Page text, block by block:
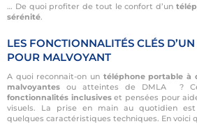
… De quoi profiter de tout le confort d’un
sérénité.
LES FONCTIONNALITÉS CLÉS
POUR MALVOYANT
A quoi reconnait-on un téléphone portable à
malvoyantes ou atteintes de DMLA
?
fonctionnalités inclusiveset pensées pour
visuels. La prise en main au quotidien
quelques caractéristiques techniques. En voici